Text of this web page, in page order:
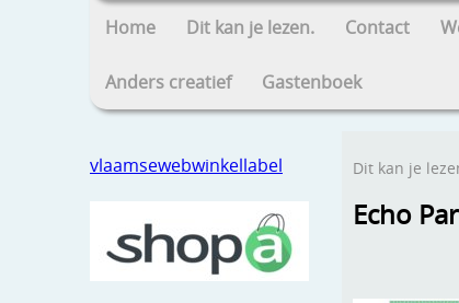
Home Dit kan je lezen. Contact
Anders creatief Gastenboek
vlaamsewebwinkellabel Dit kan je
Echo